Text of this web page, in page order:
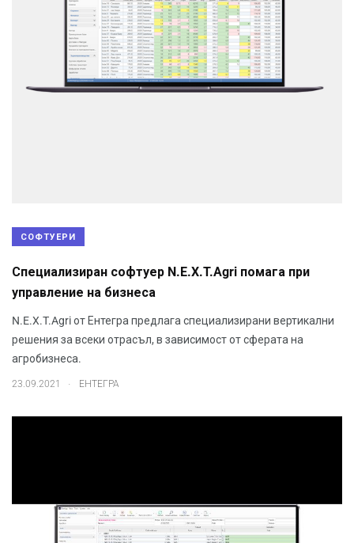
СОФТУЕРИ
Специализиран софтуер N.E.X.T.Agri помага при
управление на бизнеса
N.E.X.T.Agri от Ентегра предлага специализирани вертикални
решения за всеки отрасъл, в зависимост от сферата на
агробизнеса.
23.09.2021 . ЕНТЕГРА